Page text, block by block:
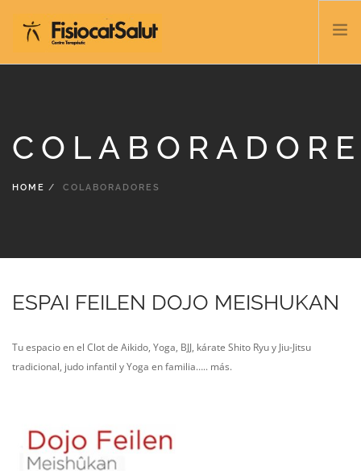
NOSOTROS
BLOG
HOME COLABORADORES
ESPAI FEILEN DOJO MEISHUKAN
Tu espacio en el Clot de Aikido, Yoga, BJJ, kárate Shito Ryu y Jiu-Jitsu
tradicional, judo infantil y Yoga en familia….. más.